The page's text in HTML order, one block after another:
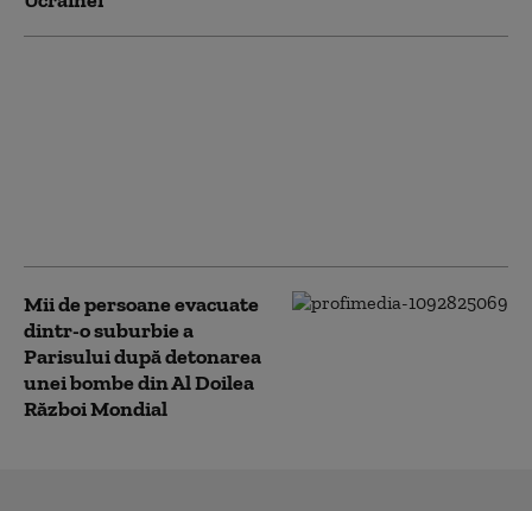
Mii de persoane evacuate
dintr-o suburbie a
Parisului după detonarea
unei bombe din Al Doilea
Război Mondial